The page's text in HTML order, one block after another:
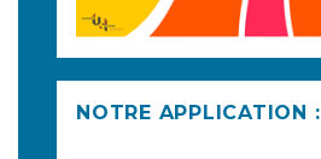
NOTRE APPLICATION :